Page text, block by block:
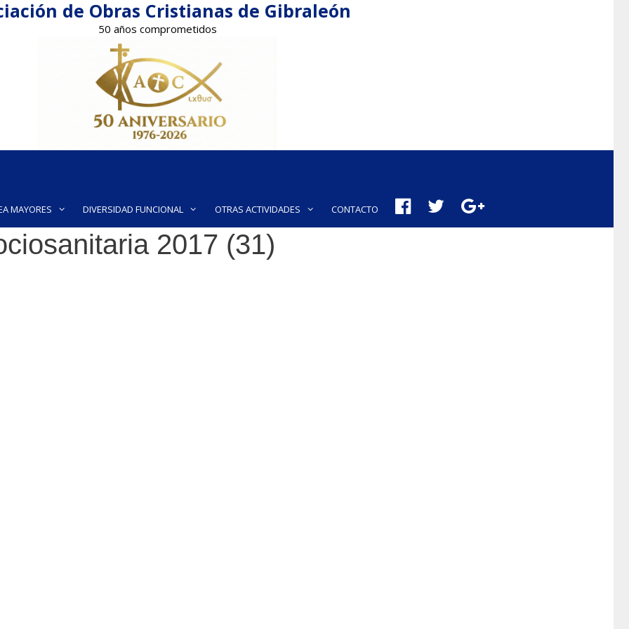
de Obras Cristianas de Gibraleón
50 años comprometidos
MAYORES DIVERSIDAD FUNCIONAL OTRAS ACTIVIDADES CONTACTO
2017 (31)